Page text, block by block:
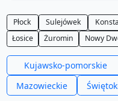
Płock Sulejówek
Łosice
Żuromin Nowy
Kujawsko-pomorskie
Mazowieckie